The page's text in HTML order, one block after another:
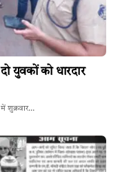
युवकों को धारदार
में शुक्रवार…